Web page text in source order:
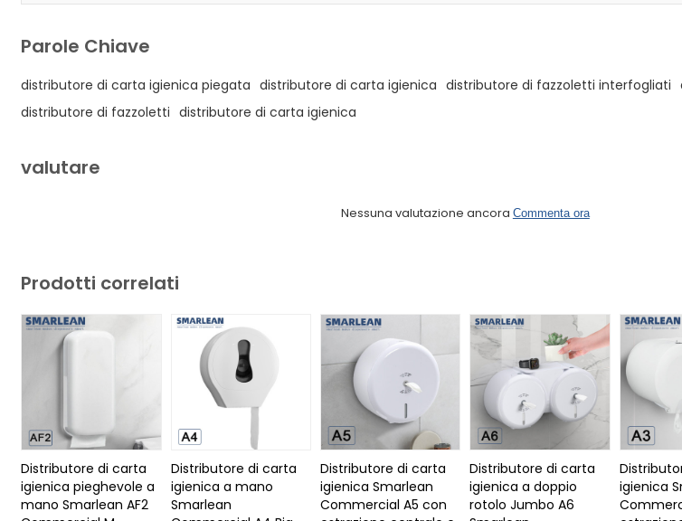
Parole Chiave
distributore di carta igienica piegata distributore di carta igienica distributore di fazzoletti interfogliati
distributore di fazzoletti distributore di carta igienica
valutare
Nessuna valutazione ancora Commenta ora
Prodotti correlati
Distributore di carta
igienica pieghevole a
mano Smarlean AF2
Distributore di carta
igienica a mano
Smarlean
Distributore di carta
igienica Smarlean
Commercial A5 con
Distributore di carta
igienica a doppio
rotolo Jumbo A6
igienica